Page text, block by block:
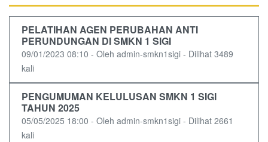
PELATIHAN AGEN PERUBAHAN ANTI
PERUNDUNGAN DI SMKN 1 SIGI
09/01/2023 08:10 - Oleh admin-smkn1sigi - Dilihat 3489
kali
PENGUMUMAN KELULUSAN SMKN 1 SIGI
TAHUN 2025
05/05/2025 18:00 - Oleh admin-smkn1sigi - Dilihat 2661
kali